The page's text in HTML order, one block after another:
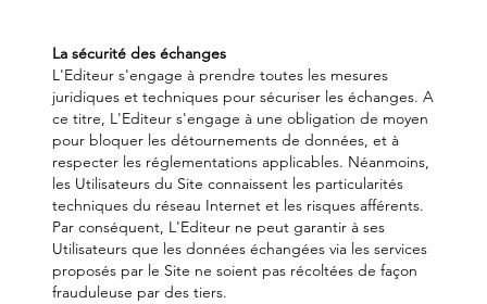
La sécurité des échanges
L'Editeur s'engage à prendre toutes les mesures
juridiques et techniques pour sécuriser les échanges. A
ce titre, L'Editeur s'engage à une obligation de moyen
pour bloquer les détournements de données, et à
respecter les réglementations applicables. Néanmoins,
les Utilisateurs du Site connaissent les particularités
techniques du réseau Internet et les risques afférents.
Par conséquent, L'Editeur ne peut garantir à ses
Utilisateurs que les données échangées via les services
proposés par le Site ne soient pas récoltées de façon
frauduleuse par des tiers.